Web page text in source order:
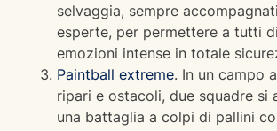
selvaggia, sempre
esperte, per permettere a tutti
emozioni intense in totale
Paintball extreme. In un campo
ripari e ostacoli, due squadre si
una battaglia a colpi di pallini